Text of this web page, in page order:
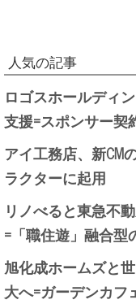
人気の記事
ロゴスホールディ
支援=スポンサー契
アイ工務店、新CM
ラクターに起用
リノべると東急不
=「職住遊」融合型
旭化成ホームズと
大へ=ガーデンカ